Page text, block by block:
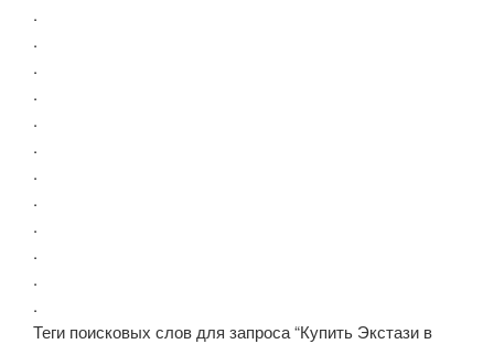
.
.
.
.
.
.
.
.
.
.
.
.
Теги поисковых слов для запроса “Купить Экстази в